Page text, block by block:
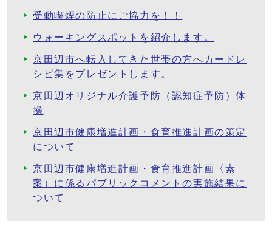
受動喫煙の防止にご協力を！！
ウォーキングスポットを紹介します。
京田辺市へ転入してきた世帯の方へカードレ
シピ集をプレゼントします。
京田辺オリジナル介護予防（認知症予防）体
操
京田辺市健康増進計画・食育推進計画の策定
について
京田辺市健康増進計画・食育推進計画〈素
案）に係るパブリックコメントの実施結果に
ついて